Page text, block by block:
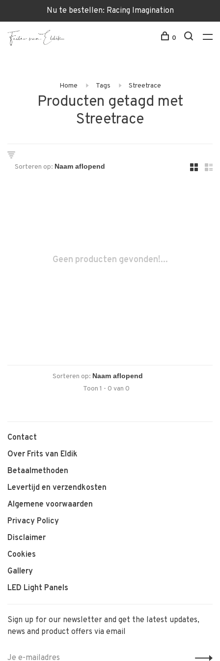
Nu te bestellen: Racing Imagination
0
Home Tags Streetrace
Producten getagd met
Streetrace
Sorteren op:
Geen producten gevonden!...
Sorteren op:
Toon 1 - 0 van 0
Contact
Over Frits van Eldik
Betaalmethoden
Levertijd en verzendkosten
Algemene voorwaarden
Privacy Policy
Disclaimer
Cookies
Gallery
LED Light Panels
Sign up for our newsletter and get the latest updates,
news and product offers via email